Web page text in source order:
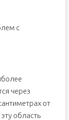
с
через
от
область